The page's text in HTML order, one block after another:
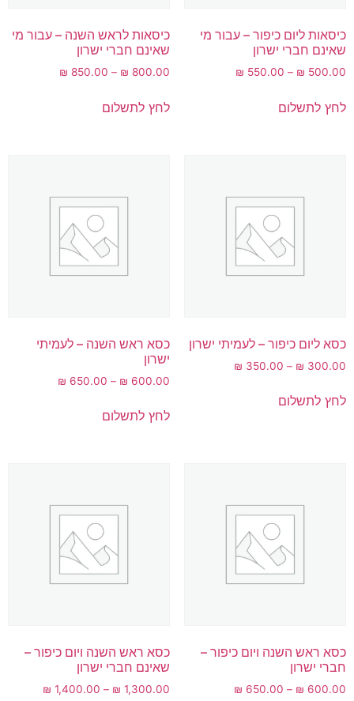
כיסאות ליום כיפור – עבור מי
שאינם חברי ישרון
₪ 500.00
–
₪ 550.00
לחץ לתשלום
כיסאות לראש השנה – עבור מי
שאינם חברי ישרון
₪ 800.00
–
₪ 850.00
לחץ לתשלום
כסא ליום כיפור – לעמיתי ישרון
₪ 300.00
–
₪ 350.00
לחץ לתשלום
כסא ראש השנה – לעמיתי
ישרון
₪ 600.00
–
₪ 650.00
לחץ לתשלום
כסא ראש השנה ויום כיפור –
חברי ישרון
₪ 600.00
–
₪ 650.00
כסא ראש השנה ויום כיפור –
שאינם חברי ישרון
₪ 1,300.00
–
₪ 1,400.00